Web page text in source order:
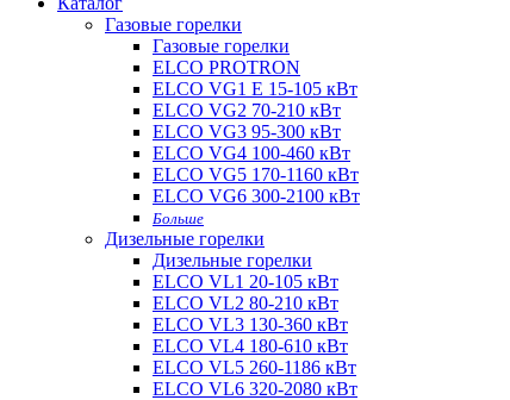
Газовые горелки
Газовые горелки
ELCO PROTRON
ELCO VG1 E 15-105 кВт
ELCO VG2 70-210 кВт
ELCO VG3 95-300 кВт
ELCO VG4 100-460 кВт
ELCO VG5 170-1160 кВт
ELCO VG6 300-2100 кВт
Больше
Дизельные горелки
Дизельные горелки
ELCO VL1 20-105 кВт
ELCO VL2 80-210 кВт
ELCO VL3 130-360 кВт
ELCO VL4 180-610 кВт
ELCO VL5 260-1186 кВт
ELCO VL6 320-2080 кВт